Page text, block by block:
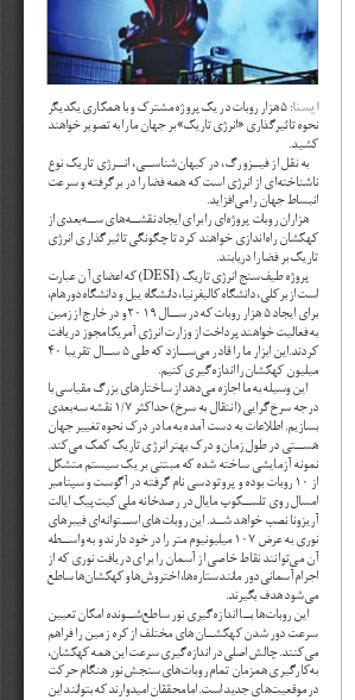
هزار روبات در يك پروژه مشترك و با همكارى يكديگر 5 :ايسنا
نحوه تاثيرگذارى »انرژى تاريك« بر جهان ما را به تصوير خواهند
كشيد.
ناشناخته اى از انرژى است كه همه فضا را در برگرفته و سرعت
انبساط جهان را مى افزايد.
هزاران روبات پروژه  اى را براى ايجاد نقشــه هاى ســه بعدى از
كهكشان راه اندازى خواهند كرد تا چگونگى تاثيرگذارى انرژى
تاريك بر فضا را دريابند.
( كه اعضاى آن عبارت
DESI
است از بركلى، دانشگاه كاليفرنيا، دانشگاه ييل و دانشگاه دورهام،
و در خارج از زمين
2019 هزار روبات كه در ســال 5
براى ايجاد
40
5
كردند.اين ابزار ما را قادر مى ســازد كه طى
اين وسيله به ما اجازه مى دهد از ساختارهاى بزرگ مقياسى با
نقشه سه بعدى
1 /7
درجه سرخ گرايى )انتقال به سرخ( حداكثر
هســتى در طول زمان و درك بهتر انرژى تاريك كمك مى كند.
نمونه آزمايشى ساخته شده كه مبتنى بر يك سيستم متشكل
10
از
امسال روى تلســكوپ مايال در رصدخانه ملى كيت پيك ايالت
آريزونا نصب خواهد شــد. اين روبات هاى اســتوانه اى فيبرهاى
107
نورى به عرض
آن مى توانند نقاط خاصى از آسمان را براى دريافت نورى كه از
اجرام آسمانى دور مانند ستاره ها، اختروش ها و كهكشان ها ساطع
اين روبات ها بــا اندازه گيرى نور ساطع شــونده امكان تعيين
به كارگيرى همزمان تمام روبات هاى سنجش نور هنگام حركت
در موقعيت هاى جديد است. اما محققان اميدوارند كه بتوانند اين